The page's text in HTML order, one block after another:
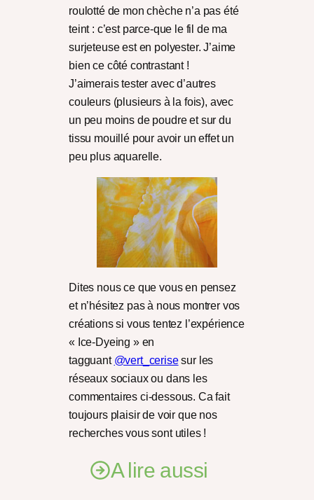
roulotté de mon chèche n’a pas été
teint : c’est parce-que le fil de ma
surjeteuse est en polyester. J’aime
bien ce côté contrastant !
J’aimerais tester avec d’autres
couleurs (plusieurs à la fois), avec
un peu moins de poudre et sur du
tissu mouillé pour avoir un effet un
peu plus aquarelle.
Dites nous ce que vous en pensez
et n’hésitez pas à nous montrer vos
créations si vous tentez l’expérience
« Ice-Dyeing » en
tagguant @vert_cerisesur les
réseaux sociaux ou dans les
commentaires ci-dessous. Ca fait
toujours plaisir de voir que nos
recherches vous sont utiles !
A lire aussi